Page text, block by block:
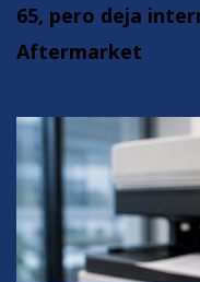
65, pero deja
Aftermarket